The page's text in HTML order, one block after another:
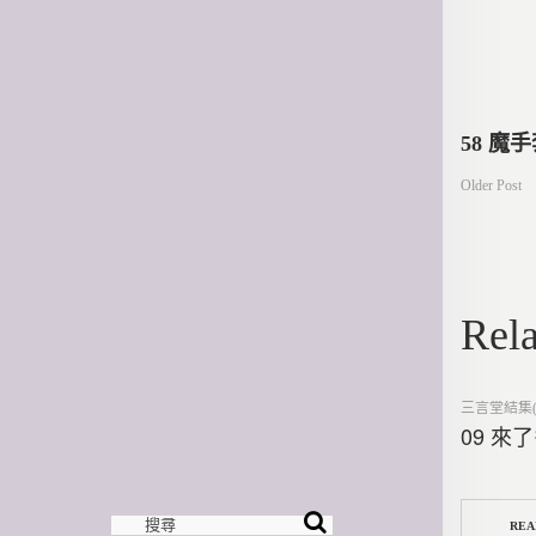
文
導
覽
58 魔手
Older Post
Posted
三言堂結
09 來